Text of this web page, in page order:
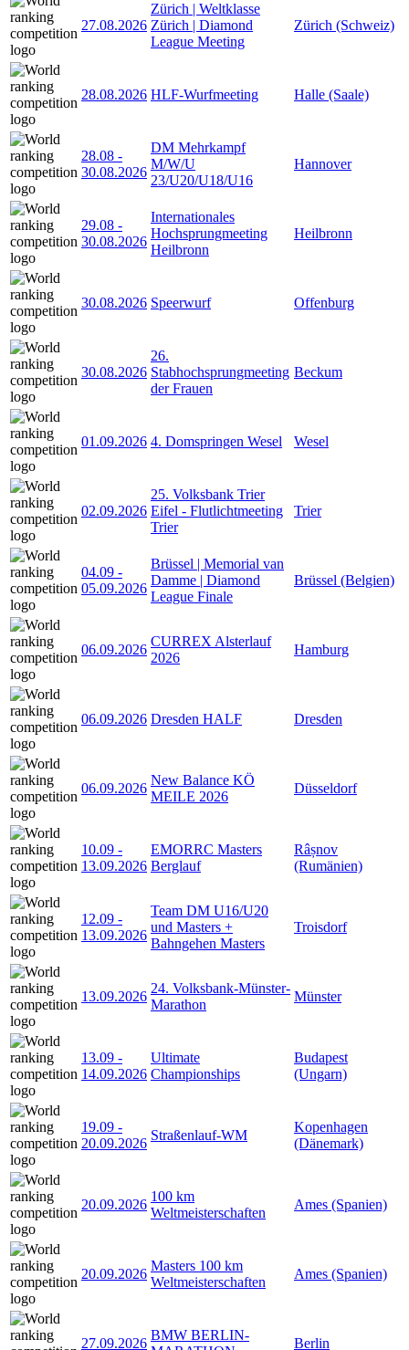
27.08.2026
Zürich | Weltklasse
Zürich | Diamond
League Meeting
Zürich (Schweiz)
28.08.2026 HLF-Wurfmeeting Halle (Saale)
28.08 -
30.08.2026
DM Mehrkampf
M/W/U
23/U20/U18/U16
Hannover
29.08 -
30.08.2026
Internationales
Hochsprungmeeting
Heilbronn
Heilbronn
30.08.2026 Speerwurf Offenburg
30.08.2026
26.
Stabhochsprungmeeting
der Frauen
Beckum
01.09.2026 4. Domspringen Wesel Wesel
02.09.2026
25. Volksbank Trier
Eifel - Flutlichtmeeting
Trier
Trier
04.09 -
05.09.2026
Brüssel | Memorial van
Damme | Diamond
League Finale
Brüssel (Belgien)
06.09.2026
CURREX Alsterlauf
2026
Hamburg
06.09.2026 Dresden HALF Dresden
06.09.2026
New Balance KÖ
MEILE 2026
Düsseldorf
10.09 -
13.09.2026
EMORRC Masters
Berglauf
Râșnov
(Rumänien)
12.09 -
13.09.2026
Team DM U16/U20
und Masters +
Bahngehen Masters
Troisdorf
13.09.2026
24. Volksbank-Münster-
Marathon
Münster
13.09 -
14.09.2026
Ultimate
Championships
Budapest
(Ungarn)
19.09 -
20.09.2026
Straßenlauf-WM
Kopenhagen
(Dänemark)
20.09.2026
100 km
Weltmeisterschaften
Ames (Spanien)
20.09.2026
Masters 100 km
Weltmeisterschaften
Ames (Spanien)
27.09.2026
BMW BERLIN-
Berlin